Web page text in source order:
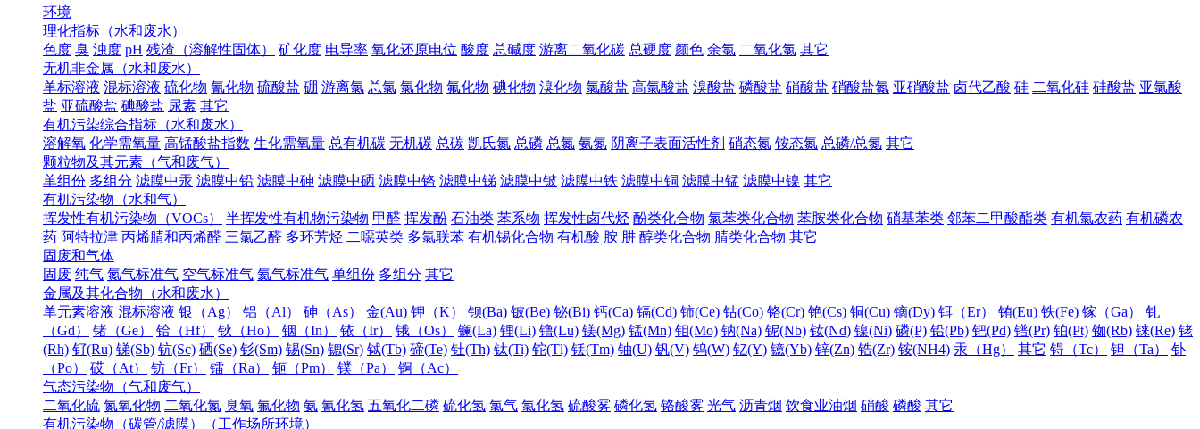
环境
理化指标（水和废水）
色度 臭 浊度 pH 残渣（溶解性固体） 矿化度 电导率 氧化还原电位 酸度 总碱度 游离二氧化碳 总硬度 颜色 余氯 二氧化氯 其它
无机非金属（水和废水）
单标溶液 混标溶液 硫化物 氰化物 硫酸盐 硼 游离氯 总氯 氯化物 氟化物 碘化物 溴化物 氯酸盐 高氯酸盐 溴酸盐 磷酸盐 硝酸盐 硝酸盐氮 亚硝酸盐 卤代乙酸 硅 二氧化硅 硅酸盐 亚氯酸
盐 亚硫酸盐 碘酸盐 尿素 其它
有机污染综合指标（水和废水）
溶解氧 化学需氧量 高锰酸盐指数 生化需氧量 总有机碳 无机碳 总碳 凯氏氮 总磷 总氮 氨氮 阴离子表面活性剂 硝态氮 铵态氮 总磷/总氮 其它
颗粒物及其元素（气和废气）
单组份 多组分 滤膜中汞 滤膜中铅 滤膜中砷 滤膜中硒 滤膜中铬 滤膜中锑 滤膜中铍 滤膜中铁 滤膜中铜 滤膜中锰 滤膜中镍 其它
有机污染物（水和气）
挥发性有机污染物（VOCs）
半挥发性有机物污染物 甲醛 挥发酚 石油类 苯系物 挥发性卤代烃 酚类化合物 氯苯类化合物 苯胺类化合物 硝基苯类 邻苯二甲酸酯类 有机氯农药 有机磷农
药 阿特拉津 丙烯腈和丙烯醛 三氯乙醛 多环芳烃 二噁英类 多氯联苯 有机锡化合物 有机酸 胺 肼 醇类化合物 腈类化合物 其它
固废和气体
固废 纯气 氮气标准气 空气标准气 氦气标准气 单组份 多组分 其它
金属及其化合物（水和废水）
单元素溶液 混标溶液 银（Ag） 铝（Al） 砷（As） 金(Au) 钾（K） 钡(Ba) 铍(Be) 铋(Bi) 钙(Ca) 镉(Cd) 铈(Ce) 钴(Co) 铬(Cr) 铯(Cs) 铜(Cu) 镝(Dy) 铒（Er） 铕(Eu) 铁(Fe) 镓（Ga）
钆
（Gd）
锗（Ge） 铪（Hf） 钬（Ho） 铟（In） 铱（Ir） 锇（Os） 镧(La) 锂(Li) 镥(Lu) 镁(Mg) 锰(Mn) 钼(Mo) 钠(Na) 铌(Nb) 钕(Nd) 镍(Ni) 磷(P) 铅(Pb) 钯(Pd) 镨(Pr) 铂(Pt) 铷(Rb) 铼(Re) 铑
(Rh) 钌(Ru) 锑(Sb) 钪(Sc) 硒(Se) 钐(Sm) 锡(Sn) 锶(Sr) 铽(Tb) 碲(Te) 钍(Th) 钛(Ti) 铊(Tl) 铥(Tm) 铀(U) 钒(V) 钨(W) 钇(Y) 镱(Yb) 锌(Zn) 锆(Zr) 铵(NH4) 汞（Hg） 其它 锝（Tc） 钽（Ta）
钋
（Po）
砹（At） 钫（Fr） 镭（Ra） 钷（Pm） 镤（Pa）
锕（Ac）
气态污染物（气和废气）
二氧化硫 氮氧化物 二氧化氮 臭氧 氟化物 氨 氰化氢 五氧化二磷 硫化氢 氯气 氯化氢 硫酸雾 磷化氢 铬酸雾 光气 沥青烟 饮食业油烟 硝酸 磷酸 其它
有机污染物（碳管/滤膜）（工作场所环境）